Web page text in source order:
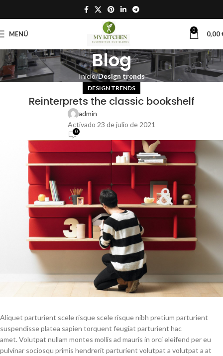
MENÚ 0 0,00
Blog
Inicio Design trends
DESIGN TRENDS
Reinterprets the classic bookshelf
admin
Activado 23 de julio de 2021
0
Aliquet parturient scele risque scele risque nibh pretium parturient
suspendisse platea sapien torquent feugiat parturient hac
amet. Volutpat nullam montes mollis ad mauris in orci eleifend per eu
pulvinar sociosqu primis hendrerit parturient volutpat a volutpat a at